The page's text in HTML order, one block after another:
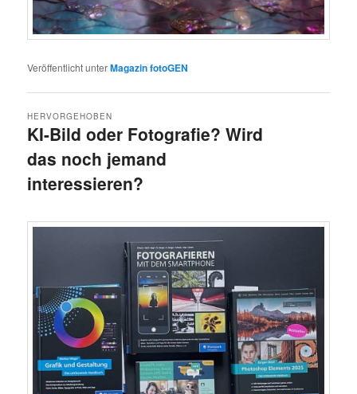
Veröffentlicht unterMagazin fotoGEN
KI-Bild oder Fotografie? Wird
das noch jemand
interessieren?
HERVORGEHOBEN